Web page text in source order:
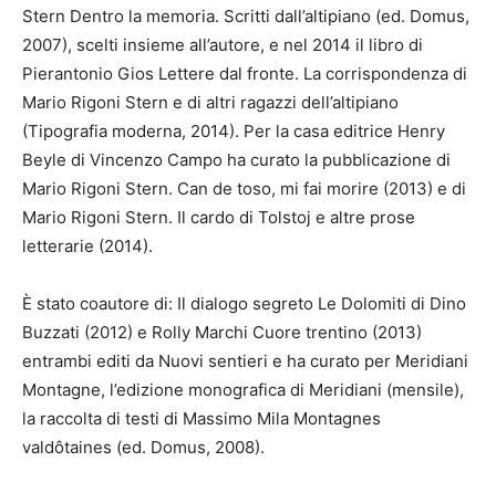
Stern Dentro la memoria. Scritti dall’altipiano (ed. Domus,
2007), scelti insieme all’autore, e nel 2014 il libro di
Pierantonio Gios Lettere dal fronte. La corrispondenza di
Mario Rigoni Stern e di altri ragazzi dell’altipiano
(Tipografia moderna, 2014). Per la casa editrice Henry
Beyle di Vincenzo Campo ha curato la pubblicazione di
Mario Rigoni Stern. Can de toso, mi fai morire (2013) e di
Mario Rigoni Stern. Il cardo di Tolstoj e altre prose
letterarie (2014).
È stato coautore di: Il dialogo segreto Le Dolomiti di Dino
Buzzati (2012) e Rolly Marchi Cuore trentino (2013)
entrambi editi da Nuovi sentieri e ha curato per Meridiani
Montagne, l’edizione monografica di Meridiani (mensile),
la raccolta di testi di Massimo Mila Montagnes
valdôtaines (ed. Domus, 2008).